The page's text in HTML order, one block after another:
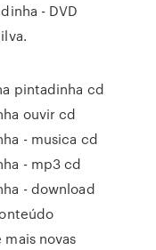
- DVD
pintadinha cd
ouvir cd
- musica cd
- mp3 cd
- download
novas